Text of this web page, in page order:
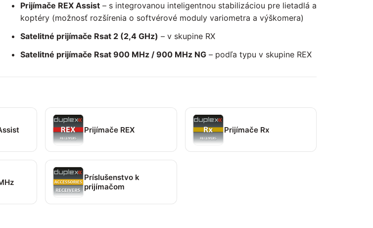
Prijímače REX Assist– s integrovanou inteligentnou stabilizáciou pre lietadlá a
koptéry (možnosť rozšírenia o softvérové moduly variometra a výškomera)
Satelitné prijímače Rsat 2 (2,4 GHz) – v skupine RX
Satelitné prijímače Rsat 900 MHz / 900 MHz NG– podľa typu v skupine REX
Prijímače REX Prijímače Rx
Príslušenstvo k
prijímačom